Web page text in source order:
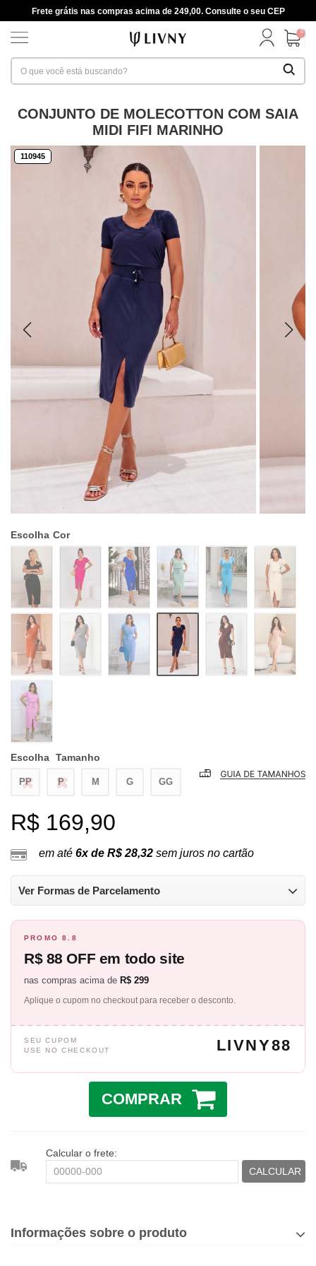
Frete grátis nas compras acima de 249,00. Consulte o seu CEP
0
CONJUNTO DE MOLECOTTON COM SAIA
MIDI FIFI MARINHO
110945
Escolha Cor
Escolha Tamanho
PP P M G GG
R$ 169,90
em até 6x de R$ 28,32 sem juros no cartão
Ver Formas de Parcelamento
PROMO 8.8
R$ 88 OFF em todo site
nas compras acima de R$ 299
Aplique o cupom no checkout para receber o desconto.
SEU CUPOM
USE NO CHECKOUT
LIVNY88
COMPRAR
Calcular o frete:
CALCULAR
Informações sobre o produto